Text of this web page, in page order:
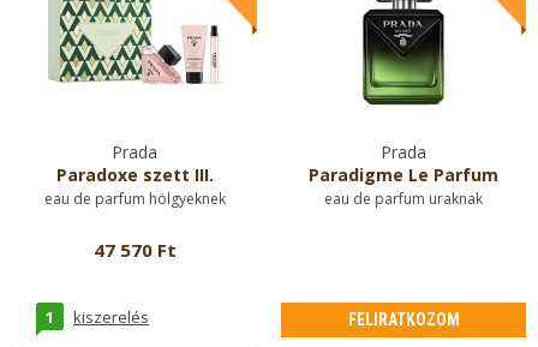
Prada
Paradoxe szett III.
eau de parfum hölgyeknek
47 570 Ft
1 kiszerelés
Prada
Paradigme Le Parfum
eau de parfum uraknak
FELIRATKOZOM